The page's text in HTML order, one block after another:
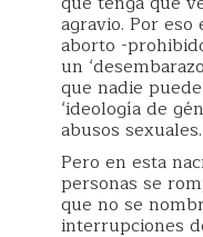
agravio. Por
aborto -
un
que nadie
‘ideología de
abusos sexuales.
Pero en esta
personas se
que no se
interrupciones